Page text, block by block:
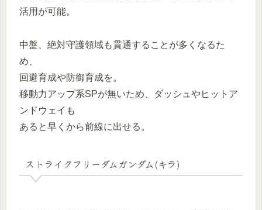
活用が可能。
中盤、絶対守護領域も貫通することが多くなるた
め、
回避育成や防御育成を。
移動力アップ系SPが無いため、ダッシュやヒットア
ンドウェイも
あると早くから前線に出せる。
ストライクフリーダムガンダム(キラ)